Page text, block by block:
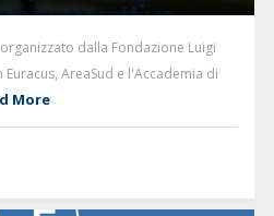
dalla Fondazione Luigi
AreaSud e l'Accademia di
More